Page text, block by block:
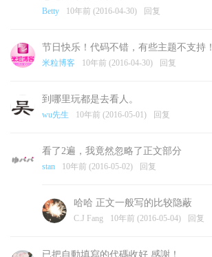
Betty 10年前 (2016-04-30) 回复
节日快乐！代码不错，有些主题不支持！
米粒博客 10年前 (2016-04-30) 回复
到哪里玩都是去看人。
wu先生 10年前 (2016-05-01) 回复
看了2遍，我竟然忽略了正文部分
stan 10年前 (2016-05-02) 回复
哈哈 正文一般写的比较隐蔽
C.J Fang 10年前 (2016-05-04) 回复
已把自動填寫的代碼收好,感謝！